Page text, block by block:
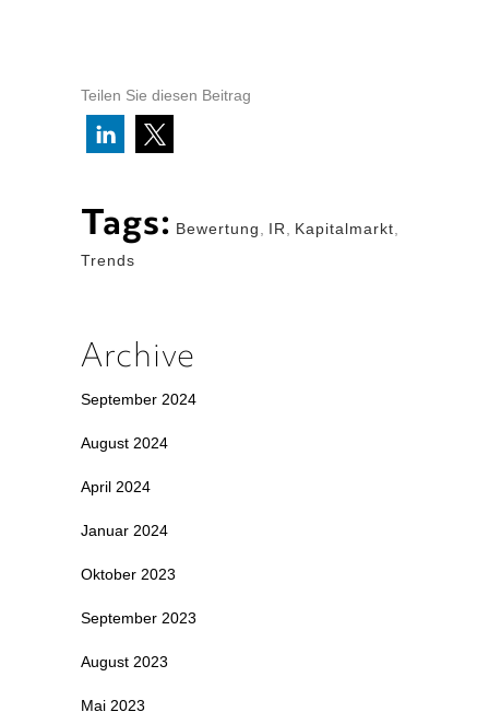
Teilen Sie diesen Beitrag
Tags: Bewertung IR Kapitalmarkt
Trends
Archive
September 2024
August 2024
April 2024
Januar 2024
Oktober 2023
September 2023
August 2023
Mai 2023